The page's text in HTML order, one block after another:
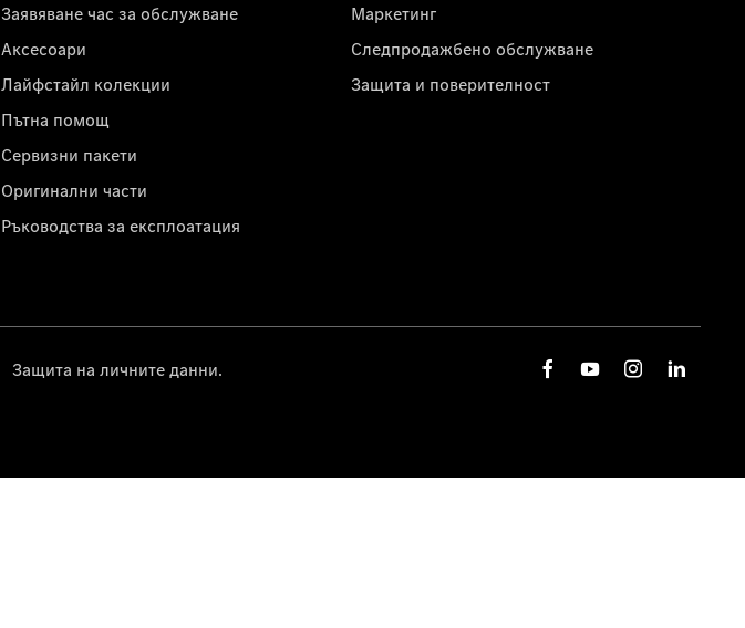
Заявяване час за обслужване
Аксесоари
Лайфстайл колекции
Пътна помощ
Сервизни пакети
Оригинални части
Ръководства за експлоатация
Маркетинг
Следпродажбено обслужване
Защита и поверителност
Защита на личните данни.